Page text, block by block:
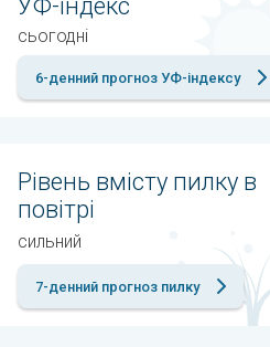
УФ-індекс
сьогодні
6-денний прогноз УФ-індексу
Рівень вмісту пилку в
повітрі
сильний
7-денний прогноз пилку